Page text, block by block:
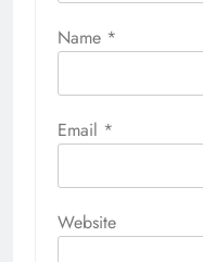
Name *
Email *
Website